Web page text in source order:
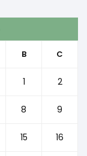
B C
1 2
8 9
15 16